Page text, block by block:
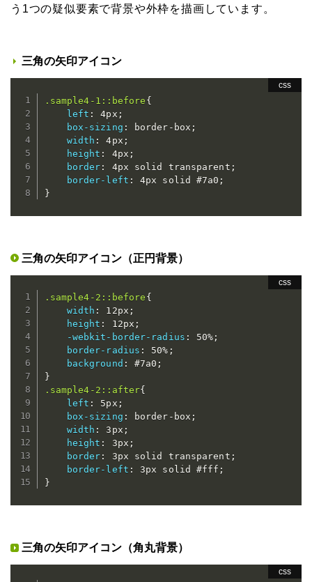
う1つの疑似要素で背景や外枠を描画しています。
三角の矢印アイコン
.sample4-1::before {
left : 4px ;
box-sizing : border-box ;
width : 4px ;
height : 4px ;
border : 4px solid transparent ;
border-left : 4px solid #7a0 ;
}
三角の矢印アイコン（正円背景）
.sample4-2::before {
width : 12px ;
height : 12px ;
-webkit-border-radius : 50% ;
border-radius : 50% ;
background : #7a0 ;
}
.sample4-2::after{
left : 5px ;
box-sizing : border-box ;
width : 3px ;
height : 3px ;
border : 3px solid transparent ;
border-left : 3px solid #fff ;
}
三角の矢印アイコン（角丸背景）